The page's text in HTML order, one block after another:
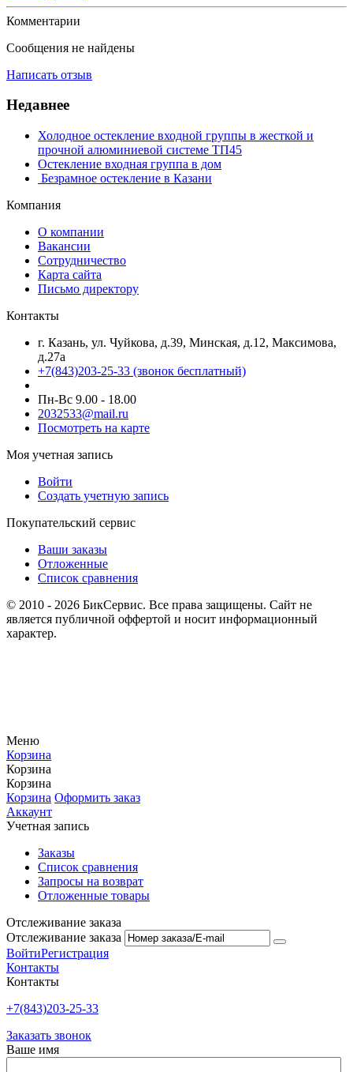
Комментарии
Сообщения не найдены
Написать отзыв
Недавнее
Холодное остекление входной группы в жесткой и
прочной алюминиевой системе ТП45
Остекление входная группа в дом
​ Безрамное остекление в Казани
Компания
О компании
Вакансии
Сотрудничество
Карта сайта
Письмо директору
Контакты
г. Казань, ул. Чуйкова, д.39, Минская, д.12, Максимова,
д.27а
+7(843)203-25-33 (звонок бесплатный)
Пн-Вс 9.00 - 18.00
2032533@mail.ru
Посмотреть на карте
Моя учетная запись
Войти
Создать учетную запись
Покупательский сервис
Ваши заказы
Отложенные
Список сравнения
© 2010 - 2026 БикСервис. Все права защищены. Сайт не
является публичной оффертой и носит информационный
характер.
Меню
Корзина
Корзина
Корзина
Корзина Оформить заказ
Аккаунт
Учетная запись
Заказы
Список сравнения
Запросы на возврат
Отложенные товары
Отслеживание заказа
Отслеживание заказа
ВойтиРегистрация
Контакты
Контакты
+7(843)203-25-33
Заказать звонок
Ваше имя